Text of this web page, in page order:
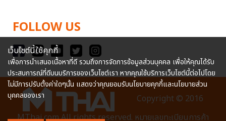
FOLLOW US
Copyright © 2016
MThai.com All rights reserved. หมายเลขทะเบียนการค้า
เว็บไซต์นี้ใช้คุกกี้
เพื่อการนำเสนอเนื้อหาที่ดี รวมถึงการจัดการข้อมูลส่วนบุคคล เพื่อให้คุณได้รับ
ประสบการณ์ที่ดีบนบริการของเว็บไซต์เรา หากคุณใช้บริการเว็บไซต์นี้ต่อไปโดย
ไม่มีการปรับตั้งค่าใดๆนั้น แสดงว่าคุณยอมรับนโยบายคุกกี้และนโยบายส่วน
บุคคลของเรา